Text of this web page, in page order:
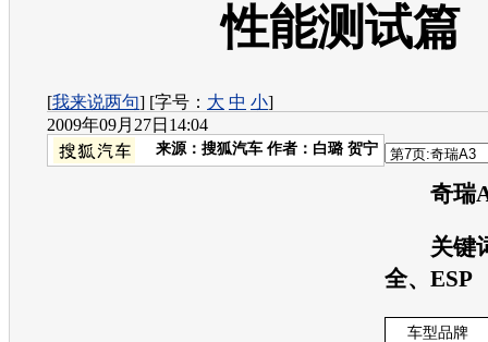
性能测试篇
[我来说两句] [字号： 大 中 小]
2009年09月27日14:04
来源： 搜狐汽车 作者：白璐 贺宁
奇瑞
关键词
全、ESP
车型品牌